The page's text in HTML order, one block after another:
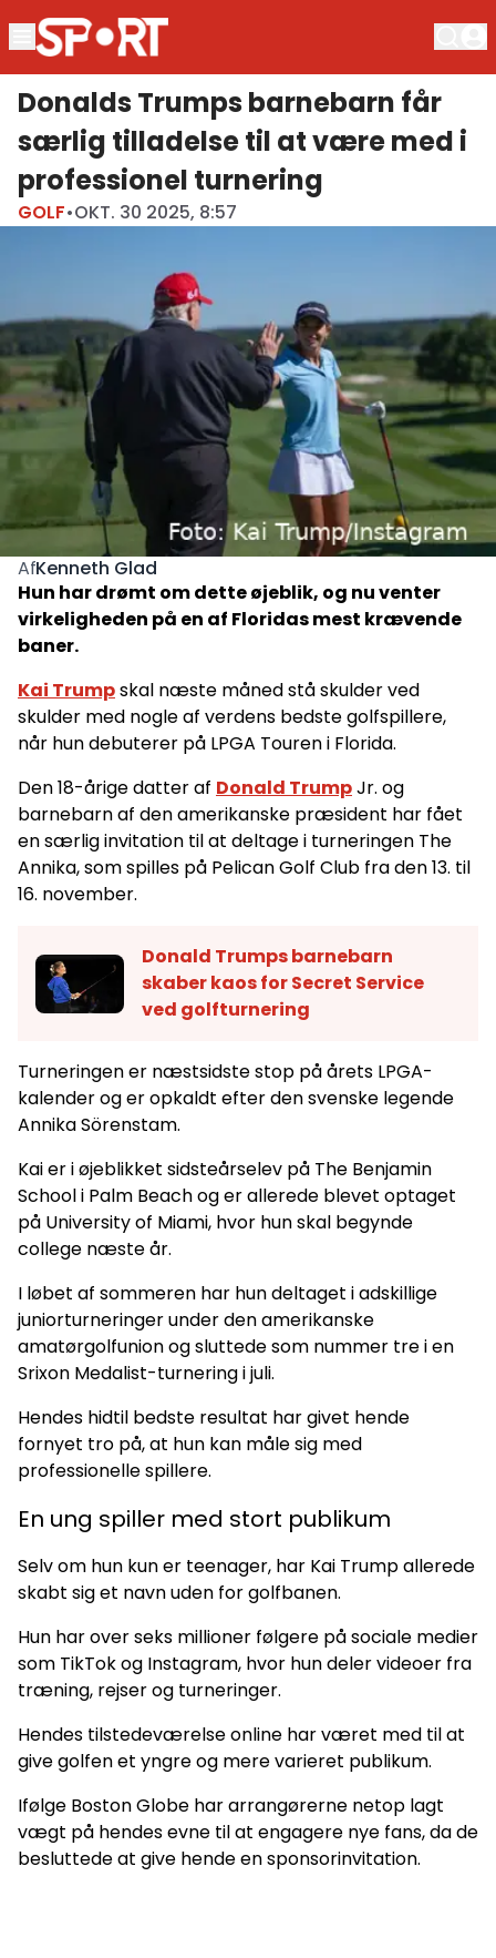
Donalds Trumps barnebarn får
særlig tilladelse til at være med i
professionel turnering
GOLF•OKT. 30 2025, 8:57
AfKenneth Glad
Hun har drømt om dette øjeblik, og nu venter
virkeligheden på en af Floridas mest krævende
baner.
Kai Trumpskal næste måned stå skulder ved
skulder med nogle af verdens bedste golfspillere,
når hun debuterer på LPGA Touren i Florida.
Den 18-årige datter af Donald TrumpJr. og
barnebarn af den amerikanske præsident har fået
en særlig invitation til at deltage i turneringen The
Annika, som spilles på Pelican Golf Club fra den 13. til
16. november.
Donald Trumps barnebarn
skaber kaos for Secret Service
ved golfturnering
Turneringen er næstsidste stop på årets LPGA-
kalender og er opkaldt efter den svenske legende
Annika Sörenstam.
Kai er i øjeblikket sidsteårselev på The Benjamin
School i Palm Beach og er allerede blevet optaget
på University of Miami, hvor hun skal begynde
college næste år.
I løbet af sommeren har hun deltaget i adskillige
juniorturneringer under den amerikanske
amatørgolfunion og sluttede som nummer tre i en
Srixon Medalist-turnering i juli.
Hendes hidtil bedste resultat har givet hende
fornyet tro på, at hun kan måle sig med
professionelle spillere.
En ung spiller med stort publikum
Selv om hun kun er teenager, har Kai Trump allerede
skabt sig et navn uden for golfbanen.
Hun har over seks millioner følgere på sociale medier
som TikTok og Instagram, hvor hun deler videoer fra
træning, rejser og turneringer.
Hendes tilstedeværelse online har været med til at
give golfen et yngre og mere varieret publikum.
Ifølge Boston Globe har arrangørerne netop lagt
vægt på hendes evne til at engagere nye fans, da de
besluttede at give hende en sponsorinvitation.